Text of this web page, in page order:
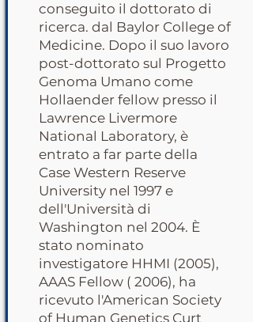
conseguito il dottorato di
ricerca. dal Baylor College of
Medicine. Dopo il suo lavoro
post-dottorato sul Progetto
Genoma Umano come
Hollaender fellow presso il
Lawrence Livermore
National Laboratory, è
entrato a far parte della
Case Western Reserve
University nel 1997 e
dell'Università di
Washington nel 2004. È
stato nominato
investigatore HHMI (2005),
AAAS Fellow ( 2006), ha
ricevuto l'American Society
of Human Genetics Curt